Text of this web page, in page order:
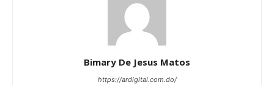
Bimary De Jesus Matos
https://ardigital.com.do/